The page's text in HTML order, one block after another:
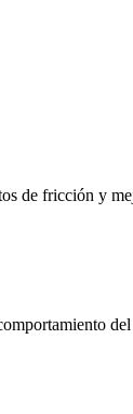
de fricción y